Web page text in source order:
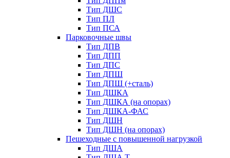
Тип ДШС
Тип ПЛ
Тип ПСА
Парковочные швы
Тип ДПВ
Тип ДПП
Тип ДПС
Тип ДПШ
Тип ДПШ (+сталь)
Тип ДШКА
Тип ДШКА (на опорах)
Тип ДШКА-ФАС
Тип ДШН
Тип ДШН (на опорах)
Пешеходные с повышенной нагрузкой
Тип ДША